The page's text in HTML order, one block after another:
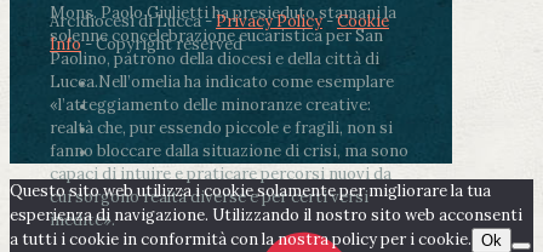
Mons. Paolo Giulietti ha presieduto stamani la
solenne concelebrazione eucaristica per San
Paolino, patrono della diocesi e della città di
Lucca.Nell’omelia ha indicato come esemplare
«l’atteggiamento delle minoranze creative:
realtà che, pur essendo piccole e fragili, non si
fanno bloccare dalla situazione di crisi, ma sono
capaci di intuire e praticare percorsi nuovi da
cui sorgono realtà diverse e per certi versi
inedite».
Arcidiocesi di Lucca -Privacy Policy-Cookie
Info- Copyright reserved
Questo sito web utilizza i cookie solamente per migliorare la tua
esperienza di navigazione. Utilizzando il nostro sito web acconsenti
a tutti i cookie in conformità con la nostra policy per i cookie. Ok